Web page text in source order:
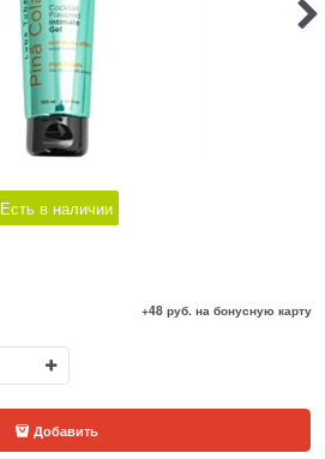
Есть в наличии
+48 руб. на бонусную карту
Добавить